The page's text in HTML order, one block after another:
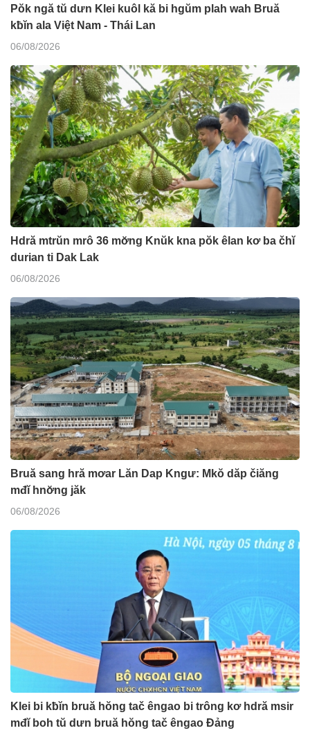
Pŏk ngă tŭ dưn Klei kuôl kă bi hgŭm plah wah Bruă
kƀĭn ala Việt Nam - Thái Lan
06/08/2026
Hdră mtrŭn mrô 36 mơ̆ng Knŭk kna pŏk êlan kơ ba čhĭ
durian ti Dak Lak
06/08/2026
Bruă sang hră mơar Lăn Dap Kngư: Mkŏ dăp čiăng
mđĭ hnơ̆ng jăk
06/08/2026
Klei bi kƀĭn bruă hŏng tač êngao bi trông kơ hdră msir
mđĭ boh tŭ dưn bruă hŏng tač êngao Đảng